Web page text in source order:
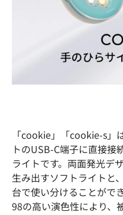
「cookie」「cookie-s」
トのUSB-C端子に直接接
ライトです。両面発光デ
生み出すソフトライトと
台で使い分けることがで
98の高い演色性により、